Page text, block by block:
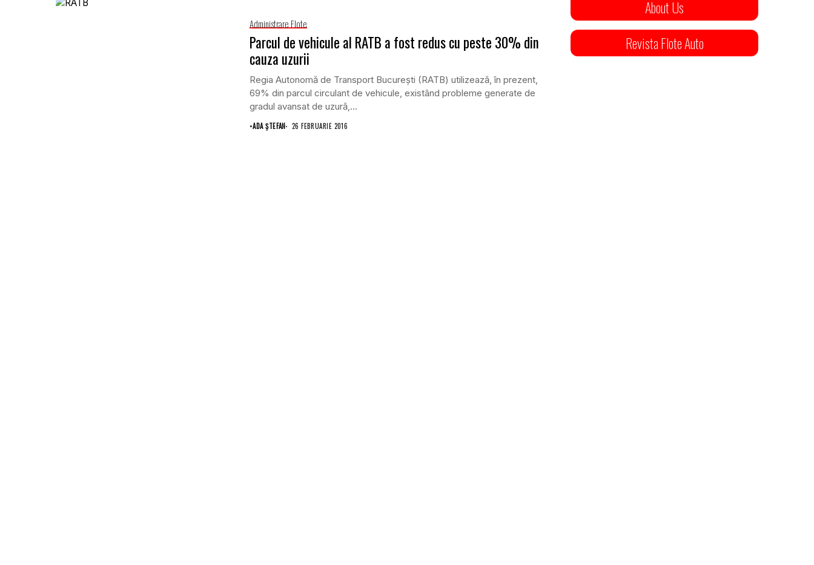
Administrare Flote
Parcul de vehicule al RATB a fost redus cu peste 30% din
cauza uzurii
Regia Autonomă de Transport Bucureşti (RATB) utilizează, în prezent,
69% din parcul circulant de vehicule, existând probleme generate de
gradul avansat de uzură,...
•ADA ȘTEFAN 26 FEBRUARIE 2016
About Us
Revista Flote Auto